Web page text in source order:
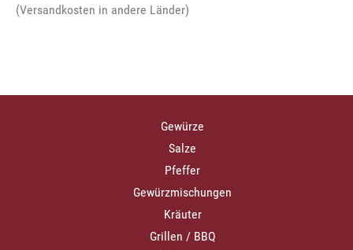
(Versandkosten in andere Länder)
Gewürze
Salze
Pfeffer
Gewürzmischungen
Kräuter
Grillen / BBQ